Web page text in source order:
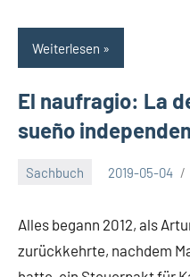
Weiterlesen
El naufragio: La
sueño
Sachbuch 2019-05-04
Alles begann 2012, als
zurückkehrte, nachdem